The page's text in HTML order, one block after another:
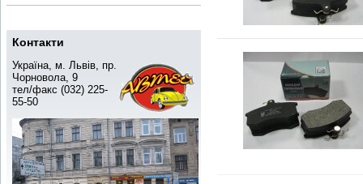
Контакти
Україна, м. Львів, пр.
Чорновола, 9
тел/факс (032) 225-
55-50